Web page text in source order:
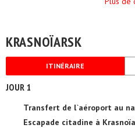
KRASNOÏARSK
ITINÉRAIRE
JOUR 1
Transfert de l`aéroport au
Escapade citadine à